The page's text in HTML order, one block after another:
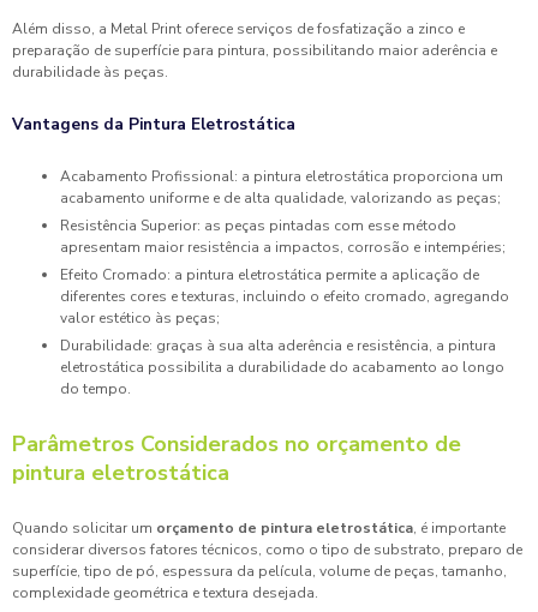
Além disso, a Metal Print oferece serviços de fosfatização a zinco e
preparação de superfície para pintura, possibilitando maior aderência e
durabilidade às peças.
Vantagens da Pintura Eletrostática
Acabamento Profissional: a pintura eletrostática proporciona um
acabamento uniforme e de alta qualidade, valorizando as peças;
Resistência Superior: as peças pintadas com esse método
apresentam maior resistência a impactos, corrosão e intempéries;
Efeito Cromado: a pintura eletrostática permite a aplicação de
diferentes cores e texturas, incluindo o efeito cromado, agregando
valor estético às peças;
Durabilidade: graças à sua alta aderência e resistência, a pintura
eletrostática possibilita a durabilidade do acabamento ao longo
do tempo.
Parâmetros Considerados no orçamento de
pintura eletrostática
Quando solicitar um orçamento de pintura eletrostática, é importante
considerar diversos fatores técnicos, como o tipo de substrato, preparo de
superfície, tipo de pó, espessura da película, volume de peças, tamanho,
complexidade geométrica e textura desejada.